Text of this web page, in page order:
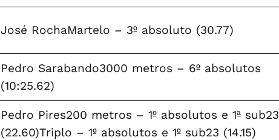
José RochaMartelo – 3º absoluto (30.77)
Pedro Sarabando3000 metros – 6º absolutos
(10:25.62)
Pedro Pires200 metros – 1º absolutos e 1ª sub23
(22.60)Triplo – 1º absolutos e 1º sub23 (14.15)